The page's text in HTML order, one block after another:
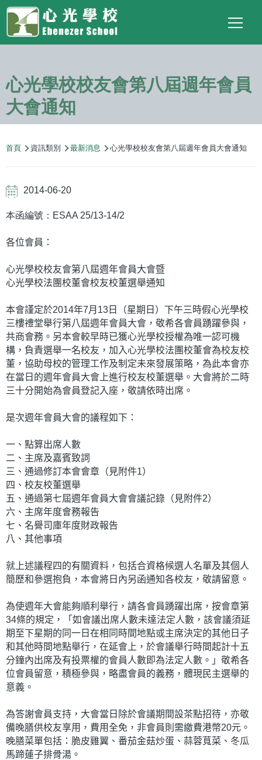
移至主內容
Top
Social
Link
Language
switcher
Main
navigation
心光學校校友會第八屆週年會員
大會通知
導
結
首頁 資訊類別 最新消息 心光學校校友會第八屆週年會員大會通知
2014-06-20
本函編號：ESAA 25/13-14/2
各位會員：
心光學校校友會第八屆週年會員大會暨
心光學校法團校董會校友校董選舉通知
本會謹定於2014年7月13日（星期日）下午三時假心光學校
三樓禮堂舉行第八屆週年會員大會，敬希各會員踴躍參與，
共商會務。另本會較早時已獲心光學校授權為唯一認可機
構，負責選舉一名校友，加入心光學校法團校董會為校友校
董，協助母校的管理工作及制定未來發展策略，為此本會亦
在當日的週年會員大會上進行校友校董選舉。大會將於二時
三十分開始為會員登記入座，敬請依時出席。
是次週年會員大會的議程如下：
一、點算出席人數
二、主席及嘉賓致詞
三、通過修訂本會會章（見附件1）
四、校友校董選舉
五、通過第七屆週年會員大會會議記錄（見附件2）
六、主席年度會務報告
七、名譽司庫年度財政報告
八、其他事項
就上述議程四的有關資料，包括合資格候選人名單及其個人
簡歷和參選抱負，本會將日內另函通知各校友，敬請留意。
為使週年大會能夠順利舉行，請各會員踴躍出席，按會章第
34條的規定，「如會議出席人數未達法定人數，該會議須延
期至下星期的同一日在相同時間地點或主席決定的其他日子
和其他時間地點舉行，在延會上，於會議舉行時間起計十五
分鐘內出席及有投票權的會員人數即為法定人數。」敬希各
位會員留意，積極參與，略盡會員的義務，體現民主選舉的
意義。
為答謝會員支持，大會當日除於會議期間設茶點招待，亦敬
備晚膳供校友享用，費用全免，非會員則需繳費港幣20元。
晚膳菜單包括：脆皮雞翼、番茄金菇炒蛋、蒜蓉萈菜、冬瓜
馬蹄蓮子排骨湯。